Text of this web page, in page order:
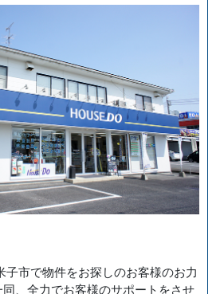
子市で物件をお探しのお客様のお力
、全力でお客様のサポートをさせ